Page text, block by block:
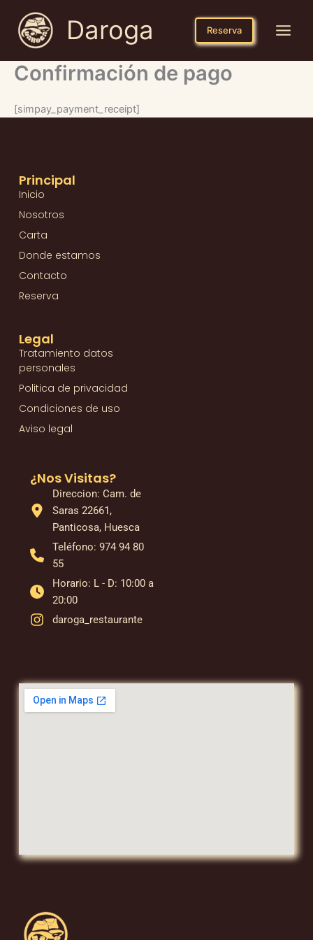
contenido
Daroga Reserva
Confirmación de pago
[simpay_payment_receipt]
Principal
Inicio
Nosotros
Carta
Donde estamos
Contacto
Reserva
Legal
Tratamiento datos
personales
Politica de privacidad
Condiciones de uso
Aviso legal
¿Nos Visitas?
Direccion: Cam. de
Saras 22661,
Panticosa, Huesca
Teléfono: 974 94 80
55
Horario: L - D: 10:00 a
20:00
daroga_restaurante